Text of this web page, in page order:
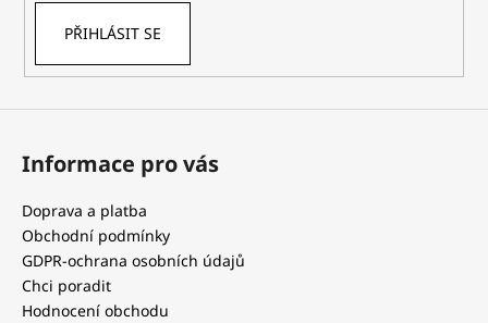
PŘIHLÁSIT SE
Informace pro vás
Doprava a platba
Obchodní podmínky
GDPR-ochrana osobních údajů
Chci poradit
Hodnocení obchodu